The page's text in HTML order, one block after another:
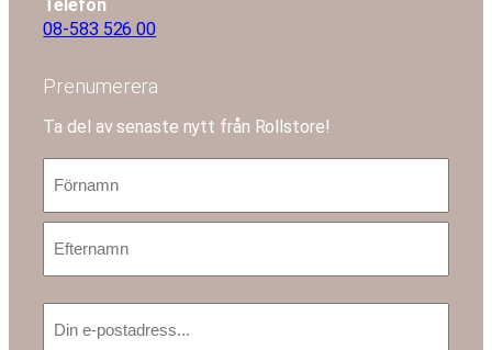
Telefon
08-583 526 00
Prenumerera
Ta del av senaste nytt från Rollstore!
m
F
r